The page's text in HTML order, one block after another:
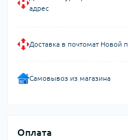
адрес
Доставка в почтомат Новой
Самовывоз из магазина
Оплата